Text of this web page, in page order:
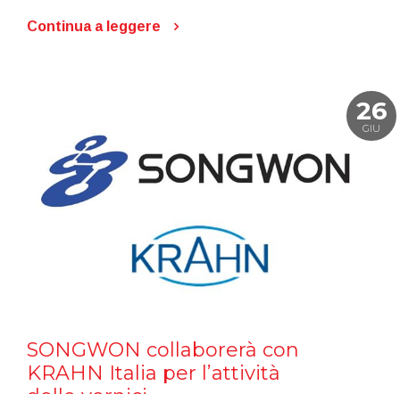
Continua a leggere
26
GIU
SONGWON collaborerà con
KRAHN Italia per l’attività